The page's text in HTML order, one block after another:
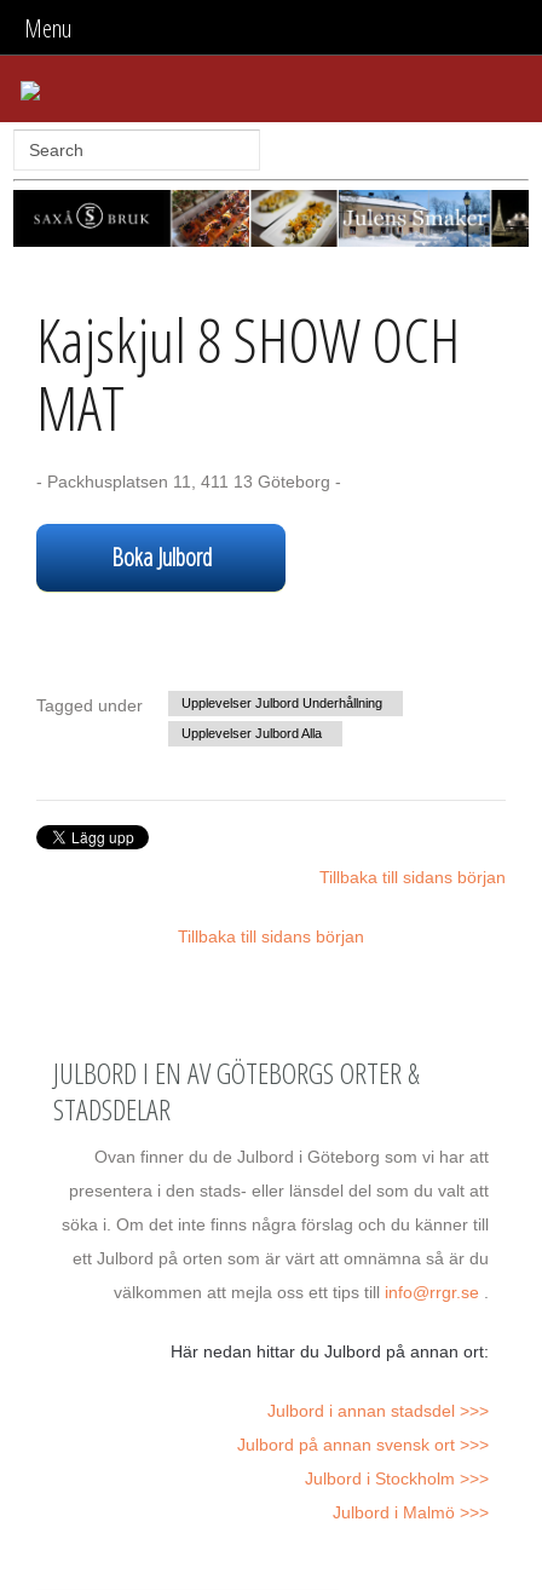
Menu
Kajskjul 8 SHOW OCH
MAT
- Packhusplatsen 11, 411 13 Göteborg -
Boka Julbord
Tagged under Upplevelser Julbord Underhållning
Upplevelser Julbord Alla
Tillbaka till sidans början
Tillbaka till sidans början
JULBORD I EN AV GÖTEBORGS ORTER &
STADSDELAR
Ovan finner du de Julbord i Göteborg som vi har att
presentera i den stads- eller länsdel del som du valt att
söka i. Om det inte finns några förslag och du känner till
ett Julbord på orten som är värt att omnämna så är du
välkommen att mejla oss ett tips till info@rrgr.se .
Här nedan hittar du Julbord på annan ort:
Julbord i annan stadsdel >>>
Julbord på annan svensk ort >>>
Julbord i Stockholm >>>
Julbord i Malmö >>>